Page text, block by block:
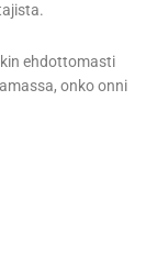
ehdottomasti
onko onni